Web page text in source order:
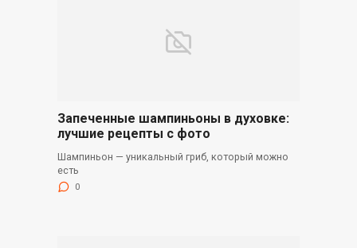
Запеченные шампиньоны в духовке:
лучшие рецепты с фото
Шампиньон — уникальный гриб, который можно
есть
0